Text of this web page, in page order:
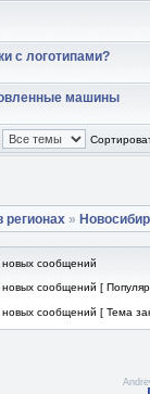
с логотипами?
машины
»
новых сообщений
сообщений [
сообщений [ Тема